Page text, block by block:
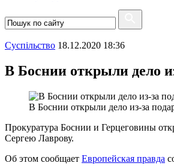
Суспiльство 18.12.2020 18:36
В Боснии открыли дело
В Боснии открыли дело из-за
Прокуратура Боснии и Герцеговины
Сергею Лаврову.
Об этом сообщает Европейская правда